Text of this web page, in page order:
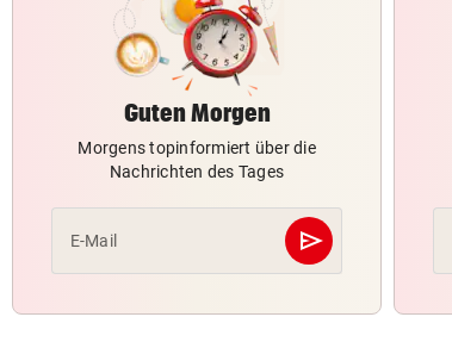
Guten Morgen
Morgens topinformiert über die
Nachrichten des Tages
E-Mail send
Abschicken